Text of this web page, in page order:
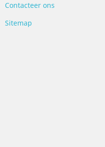
Contacteer ons
Sitemap